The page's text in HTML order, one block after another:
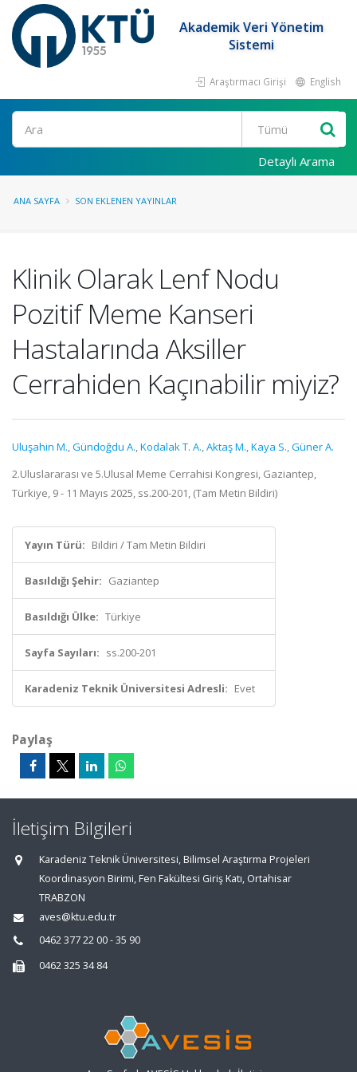
Akademik Veri Yönetim
Sistemi
Araştırmacı Girişi English
Ara
Detaylı Arama
ANA SAYFA SON EKLENEN YAYINLAR
Klinik Olarak Lenf Nodu
Pozitif Meme Kanseri
Hastalarında Aksiller
Cerrahiden Kaçınabilir miyiz?
Uluşahin M.,Gündoğdu A.,Kodalak T. A.,Aktaş M.,Kaya S.,Güner A.
2.Uluslararası ve 5.Ulusal Meme Cerrahisi Kongresi, Gaziantep,
Türkiye, 9 - 11 Mayıs 2025, ss.200-201, (Tam Metin Bildiri)
Yayın Türü: Bildiri / Tam Metin Bildiri
Basıldığı Şehir: Gaziantep
Basıldığı Ülke: Türkiye
Sayfa Sayıları: ss.200-201
Karadeniz Teknik Üniversitesi Adresli: Evet
Paylaş
İletişim Bilgileri
Karadeniz Teknik Üniversitesi, Bilimsel Araştırma Projeleri
Koordinasyon Birimi, Fen Fakültesi Giriş Katı, Ortahisar
TRABZON
aves@ktu.edu.tr
0462 377 22 00 - 35 90
0462 325 34 84